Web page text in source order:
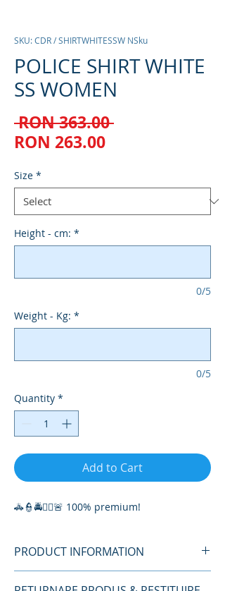
SKU: CDR / SHIRTWHITESSW NSku
POLICE SHIRT WHITE
SS WOMEN
RON 363.00 Regular
RON 263.00Sale
Size *
Height - cm: *
0/5
Weight - Kg: *
0/5
Quantity *
Add to Cart
🚓👮🚔👮‍♀️🚨 100% premium!
PRODUCT INFORMATION